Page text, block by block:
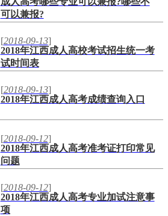
可以兼报?
[2018-09-13]
2018年江西成人高校考试招生统一考
试时间表
[2018-09-13]
2018年江西成人高考成绩查询入口
[2018-09-12]
2018年江西成人高考准考证打印常见
问题
[2018-09-12]
2018年江西成人高考专业加试注意事
项